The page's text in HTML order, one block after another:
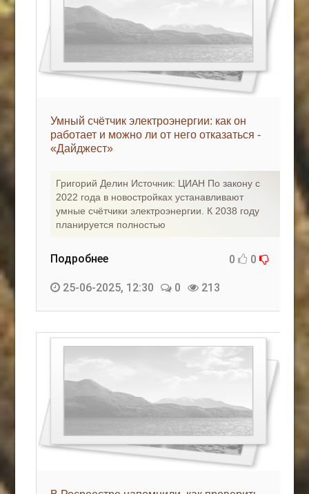
Умный счётчик электроэнергии: как он
работает и можно ли от него отказаться -
«Дайджест»
Григорий Делин Источник: ЦИАН По закону с
2022 года в новостройках устанавливают
умные счётчики электроэнергии. К 2038 году
планируется полностью
Подробнее 0 0
25-06-2025, 12:30 0 213